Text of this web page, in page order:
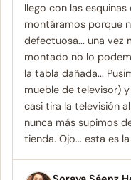
llego con las
montáramos porque
defectuosa... una vez
montado no lo
la tabla dañada...
mueble de televisor)
casi tira la televisión
nunca más supimos
tienda. Ojo... esta es